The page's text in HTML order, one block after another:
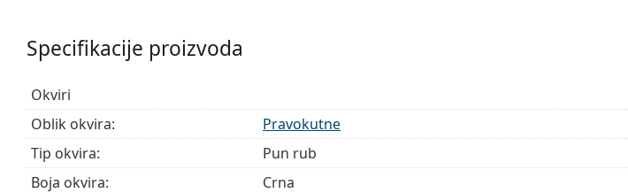
Naočale isporučujemo s originalnom futrolom. Boja futrole i njena izvedba mogu se
Krpa koja se nalazi u pakiranju idealna je za čišćenje i njegu naočala. Neki modeli
sadržavati tekstilnu vrećicu.
Istražite cijelu ponududioptrijskih naočalakako biste pronašli više stilova ili provjerite
kupnju naočalaako trebate pomoć pri odabiru.
Ovo je medicinski proizvod. Prije uporabe pročitajte upute za uporabu.
Specifikacije proizvoda
Okviri
Oblik okvira:
Pravokutne
Tip okvira:
Pun rub
Boja okvira:
Crna